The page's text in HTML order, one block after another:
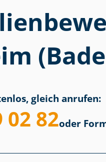
gleich anrufen:
02 82oder